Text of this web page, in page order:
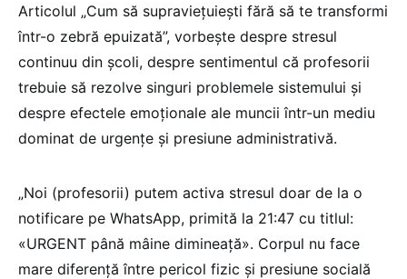
Articolul „Cum să supraviețuiești fără să te transformi
într-o zebră epuizată”, vorbește despre stresul
continuu din școli, despre sentimentul că profesorii
trebuie să rezolve singuri problemele sistemului și
despre efectele emoționale ale muncii într-un mediu
dominat de urgențe și presiune administrativă.
„Noi (profesorii) putem activa stresul doar de la o
notificare pe WhatsApp, primită la 21:47 cu titlul:
«URGENT până mâine dimineață». Corpul nu face
mare diferență între pericol fizic și presiune socială